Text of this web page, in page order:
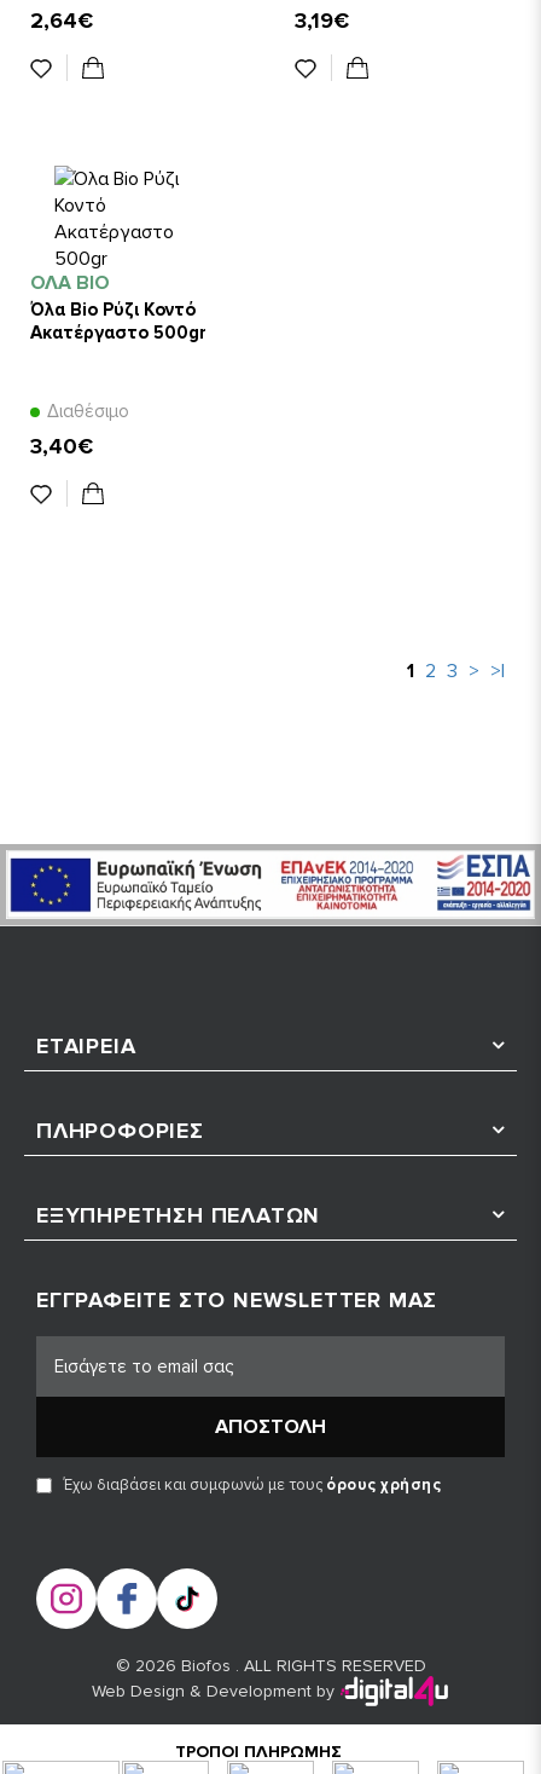
2,64€ 3,19€
ΌΛΑ BIO
Όλα Bio Ρύζι Κοντό
Ακατέργαστο 500gr
Διαθέσιμο
3,40€
1 2 3 > >|
ΕΤΑΙΡΕΊΑ
ΠΛΗΡΟΦΟΡΊΕΣ
ΕΞΥΠΗΡΈΤΗΣΗ ΠΕΛΑΤΏΝ
ΕΓΓΡΑΦΕΊΤΕ ΣΤΟ NEWSLETTER ΜΑΣ
ΑΠΟΣΤΟΛΉ
Έχω διαβάσει και συμφωνώ με τους όρους χρήσης
© 2026 Biofos . ALL RIGHTS RESERVED
Web Design & Development by
ΤΡΌΠΟΙ ΠΛΗΡΩΜΉΣ